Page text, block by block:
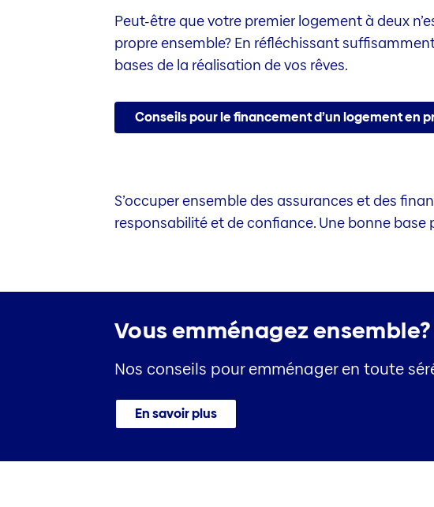
Peut-être que votre premier logement à deux
propre ensemble? En réfléchissant
bases de la réalisation de vos rêves.
Conseils pour le financement d’un logement en
S’occuper ensemble des assurances et des
responsabilité et de confiance. Une bonne base
Vous emménagez ensemble?
Nos conseils pour emménager en toute
En savoir plus